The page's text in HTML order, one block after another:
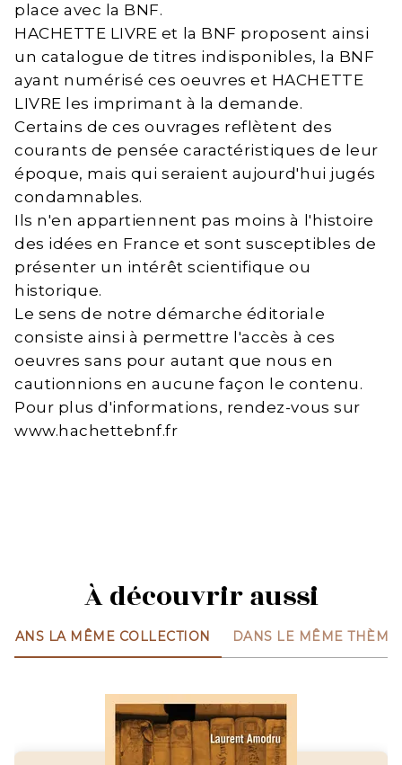
place avec la BNF.
HACHETTE LIVRE et la BNF proposent ainsi
un catalogue de titres indisponibles, la BNF
ayant numérisé ces oeuvres et HACHETTE
LIVRE les imprimant à la demande.
Certains de ces ouvrages reflètent des
courants de pensée caractéristiques de leur
époque, mais qui seraient aujourd'hui jugés
condamnables.
Ils n'en appartiennent pas moins à l'histoire
des idées en France et sont susceptibles de
présenter un intérêt scientifique ou
historique.
Le sens de notre démarche éditoriale
consiste ainsi à permettre l'accès à ces
oeuvres sans pour autant que nous en
cautionnions en aucune façon le contenu.
Pour plus d'informations, rendez-vous sur
www.hachettebnf.fr
À découvrir aussi
DANS LA MÊME COLLECTION DANS LE MÊME THÈME